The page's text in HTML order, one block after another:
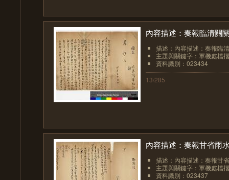
內容描述：奏報臨清關
描述：內容描述：奏報臨
主題與關鍵字：軍機處檔
資料識別：023434
13/285
內容描述：奏報甘省雨
描述：內容描述：奏報甘
主題與關鍵字：軍機處檔
資料識別：023437